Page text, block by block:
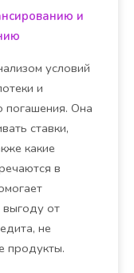
и
условий
и
погашения. Она
ставки,
какие
в
выгоду от
не
продукты.